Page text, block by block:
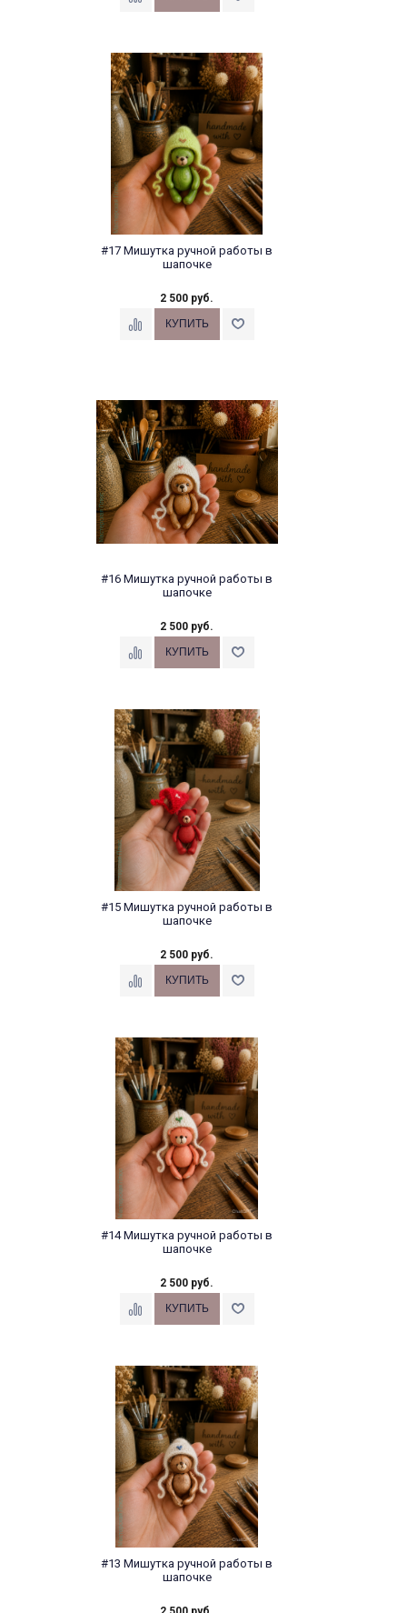
#17 Мишутка ручной работы в
шапочке
2 500 руб.
#16 Мишутка ручной работы в
шапочке
2 500 руб.
#15 Мишутка ручной работы в
шапочке
2 500 руб.
#14 Мишутка ручной работы в
шапочке
2 500 руб.
#13 Мишутка ручной работы в
шапочке